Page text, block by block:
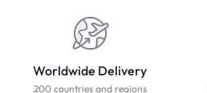
Worldwide Delivery
200 countries and regions